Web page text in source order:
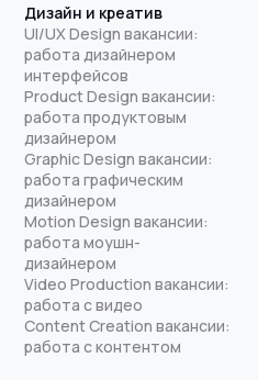
Дизайн и креатив
UI/UX Design вакансии:
работа дизайнером
интерфейсов
Product Design вакансии:
работа продуктовым
дизайнером
Graphic Design вакансии:
работа графическим
дизайнером
Motion Design вакансии:
работа моушн-
дизайнером
Video Production вакансии:
работа с видео
Content Creation вакансии:
работа с контентом